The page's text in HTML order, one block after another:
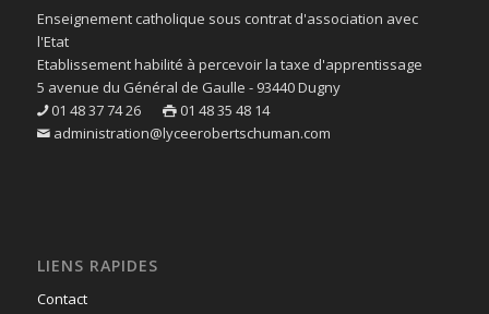
Enseignement catholique sous contrat d'association avec
l'Etat
Etablissement habilité à percevoir la taxe d'apprentissage
5 avenue du Général de Gaulle - 93440 Dugny
01 48 37 74 26
01 48 35 48 14
administration@lyceerobertschuman.com
LIENS RAPIDES
Contact